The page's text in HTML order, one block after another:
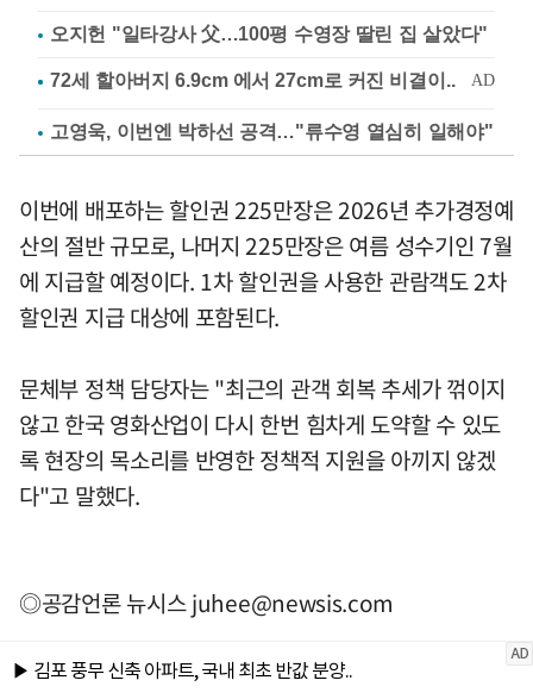
오지헌 "일타강사 父…100평 수영장 딸린 집 살았다"
고영욱, 이번엔 박하선 공격…"류수영 열심히 일해야"
이번에 배포하는 할인권 225만장은 2026년 추가경정예
산의 절반 규모로, 나머지 225만장은 여름 성수기인 7월
에 지급할 예정이다. 1차 할인권을 사용한 관람객도 2차
할인권 지급 대상에 포함된다.
문체부 정책 담당자는 "최근의 관객 회복 추세가 꺾이지
않고 한국 영화산업이 다시 한번 힘차게 도약할 수 있도
록 현장의 목소리를 반영한 정책적 지원을 아끼지 않겠
다"고 말했다.
◎공감언론 뉴시스juhee@newsis.com